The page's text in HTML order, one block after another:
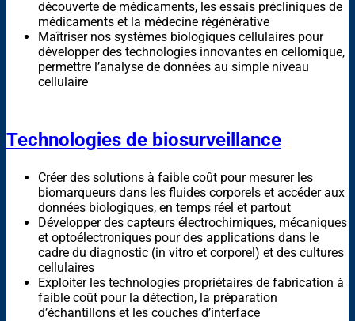
découverte de médicaments, les essais précliniques de
médicaments et la médecine régénérative
Maîtriser nos systèmes biologiques cellulaires pour
développer des technologies innovantes en cellomique,
permettre l’analyse de données au simple niveau
cellulaire
Technologies de biosurveillance
Créer des solutions à faible coût pour mesurer les
biomarqueurs dans les fluides corporels et accéder aux
données biologiques, en temps réel et partout
Développer des capteurs électrochimiques, mécaniques
et optoélectroniques pour des applications dans le
cadre du diagnostic (in vitro et corporel) et des cultures
cellulaires
Exploiter les technologies propriétaires de fabrication à
faible coût pour la détection, la préparation
d’échantillons et les couches d’interface